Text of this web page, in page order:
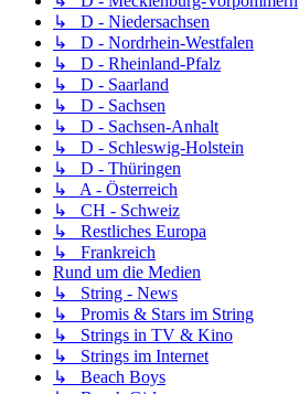
↳ D - Niedersachsen
↳ D - Nordrhein-Westfalen
↳ D - Rheinland-Pfalz
↳ D - Saarland
↳ D - Sachsen
↳ D - Sachsen-Anhalt
↳ D - Schleswig-Holstein
↳ D - Thüringen
↳ A - Österreich
↳ CH - Schweiz
↳ Restliches Europa
↳ Frankreich
Rund um die Medien
↳ String - News
↳ Promis & Stars im String
↳ Strings in TV & Kino
↳ Strings im Internet
↳ Beach Boys